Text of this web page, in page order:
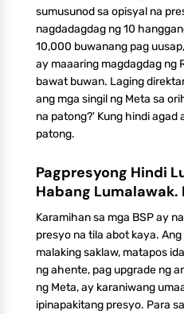
sumusunod sa opisyal na
nagdadagdag ng 10
10,000 buwanang pag
ay maaaring magdagdag ng
bawat buwan. Laging
ang mga singil ng Meta sa
na patong?' Kung hindi
patong.
Pagpresyong Hindi
Habang Lumalawak.
Karamihan sa mga BSP ay
presyo na tila abot kaya.
malaking saklaw, matapos
ng ahente, pag upgrade ng
ng Meta, ay karaniwang
ipinapakitang presyo. Para